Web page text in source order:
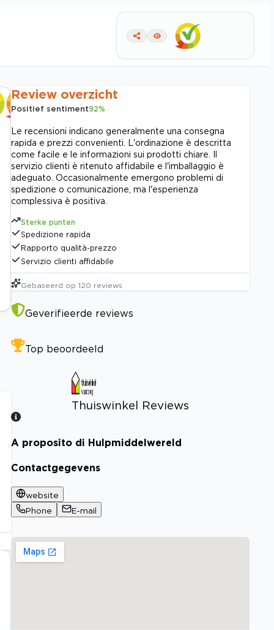
Review overzicht
Positief sentiment92%
Le recensioni indicano generalmente una consegna
rapida e prezzi convenienti. L'ordinazione è descritta
come facile e le informazioni sui prodotti chiare. Il
servizio clienti è ritenuto affidabile e l'imballaggio è
adeguato. Occasionalmente emergono problemi di
spedizione o comunicazione, ma l'esperienza
complessiva è positiva.
Sterke punten
Spedizione rapida
Rapporto qualità-prezzo
Servizio clienti affidabile
Gebaseerd op 120 reviews
Geverifieerde reviews
Top beoordeeld
Thuiswinkel Reviews
Bekijk certificaat
A proposito di Hulpmiddelwereld
Contactgegevens
website
Phone
E-mail